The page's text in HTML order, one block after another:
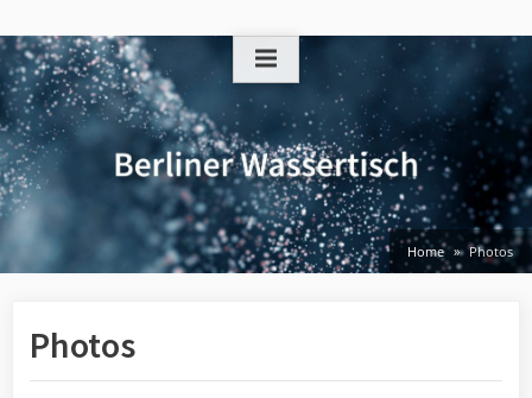
to
content
Home Photos
Photos